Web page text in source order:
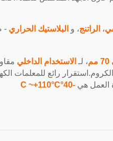
، الراتنج، و البلاستيك الحراري -
، لـ الاستخدام الداخلي
رائع للمعلمات
العمل هي -40°C ~+110°C